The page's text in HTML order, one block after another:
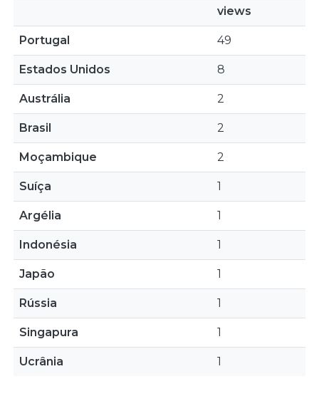
views
Portugal 49
Estados Unidos 8
Austrália 2
Brasil 2
Moçambique 2
Suíça 1
Argélia 1
Indonésia 1
Japão 1
Rússia 1
Singapura 1
Ucrânia 1